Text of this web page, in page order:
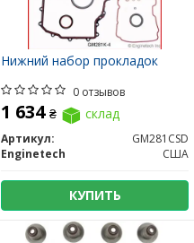
Нижний набор прокладок
0 отзывов
1 634 ₴ склад
Артикул:
GM281CSD
Enginetech
США
КУПИТЬ